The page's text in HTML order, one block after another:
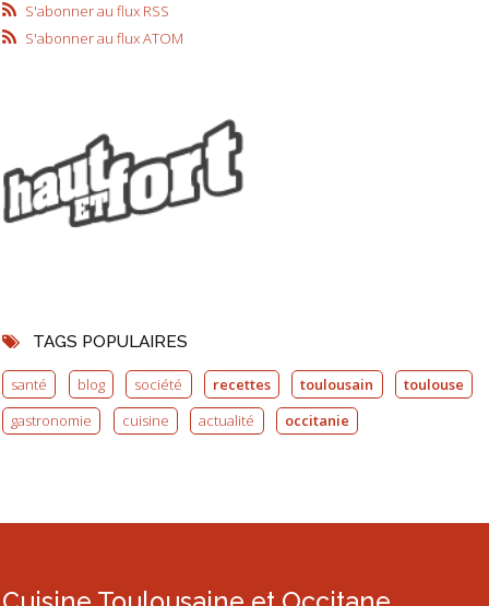
S'abonner au flux RSS
S'abonner au flux ATOM
TAGS POPULAIRES
santé blog société recettes toulousain
toulouse
gastronomie
cuisine actualité occitanie